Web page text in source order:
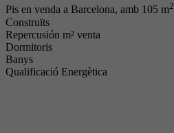
Pis en venda a Barcelona, amb 105 m2
Construïts
Repercusión m² venta
Dormitoris
Banys
Qualificació Energètica